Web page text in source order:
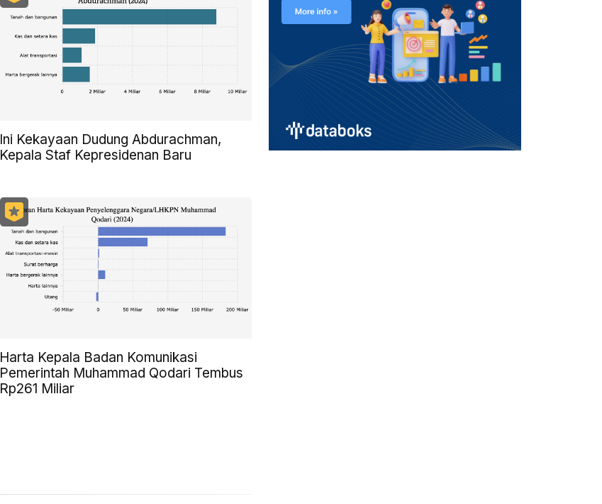
Ini Kekayaan Dudung Abdurachman,
Kepala Staf Kepresidenan Baru
Harta Kepala Badan Komunikasi
Pemerintah Muhammad Qodari Tembus
Rp261 Miliar